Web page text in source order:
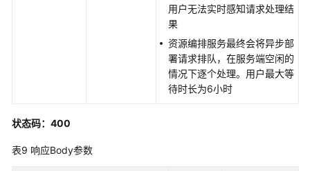
用户无法实时感知请求处理结
果
资源编排服务最终会将异步部
署请求排队，在服务端空闲的
情况下逐个处理。用户最大等
待时长为6小时
状态码：400
表9 响应Body参数